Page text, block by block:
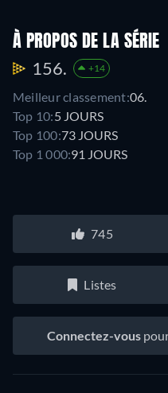
À PROPOS DE LA SÉRIE
156. +14
Meilleur classement:06.
Top 10:5 JOURS
Top 100:73 JOURS
Top 1 000:91 JOURS
745
Listes
Connectez-vous